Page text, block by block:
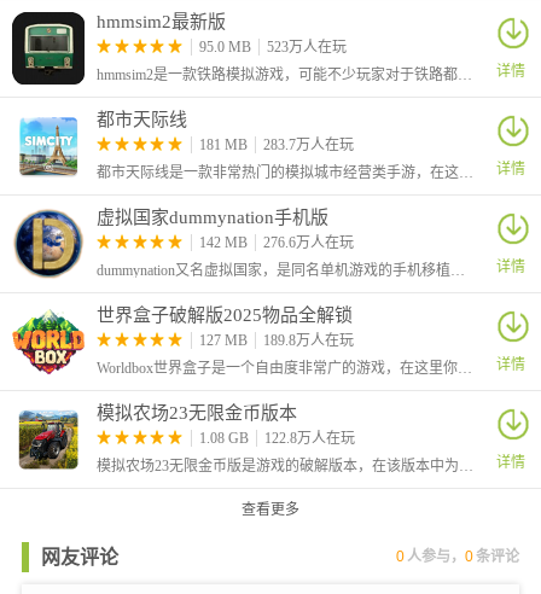
4、选择合适的关卡点击开始。
hmmsim2最新版
95.0 MB
523万人在玩
hmmsim2是一款铁路模拟游戏，可能不少玩家对于铁路都非常的感兴趣，想知道列车的驾驶体验，这款游戏真实还原和模拟列车的行驶，玩家可以按照任务去到达一些站点。
详情
都市天际线
181 MB
283.7万人在玩
都市天际线是一款非常热门的模拟城市经营类手游，在这里玩家将从零开始经营一座城市，开局你需要先规划好城市中的路线，并建造各种标示性的建筑，吸引更多的居民前来入驻。
详情
虚拟国家dummynation手机版
142 MB
276.6万人在玩
dummynation又名虚拟国家，是同名单机游戏的手机移植版本，在移动端玩家也能够体验高自由的仿真世界国家建设策略类型手机游戏。从国家的角度来进行政治、经济、文化等各方面的宏观方针制定。
详情
世界盒子破解版2025物品全解锁
127 MB
189.8万人在玩
Worldbox世界盒子是一个自由度非常广的游戏，在这里你将创建一个世界，你就是这个世界的神，可以创造任何元素和生物
详情
模拟农场23无限金币版本
1.08 GB
122.8万人在玩
模拟农场23无限金币版是游戏的破解版本，在该版本中为玩家提供了无限金币，并且部分车辆的价格变0，让玩家买车更加的方便。这是一款手机农场模拟游戏，在游戏中你将成为一名农场主，自由管理自己的农场。
详情
查看更多
网友评论 0 人参与，0条评论